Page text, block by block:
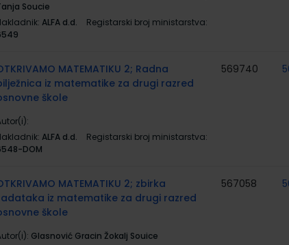
Soucie
ALFA d.d.
Registarski broj ministarstva:
MATEMATIKU 2; Radna
iz matematike za drugi razred
škole
ALFA d.d.
Registarski broj ministarstva:
DOM
569740
MATEMATIKU 2; zbirka
iz matematike za drugi razred
škole
Glasnović Gracin Žokalj Souice
567058